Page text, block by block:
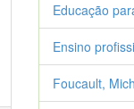
Educação
Ensino
Foucault,